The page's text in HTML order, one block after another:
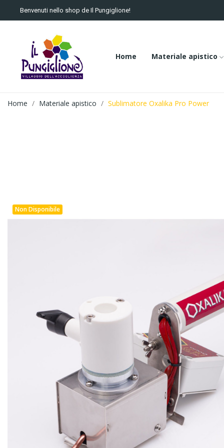
Benvenuti nello shop de Il Pungiglione!
Home Materiale apistico
Home Materiale apistico Sublimatore Oxalika Pro Power
Non Disponibile